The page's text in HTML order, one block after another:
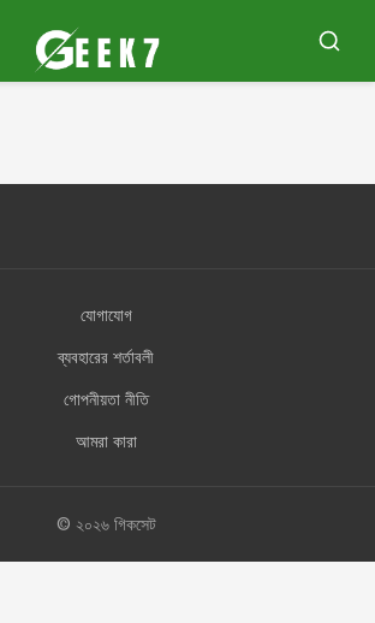
যোগাযোগ
ব্যবহারের শর্তাবলী
গোপনীয়তা নীতি
আমরা কারা
© ২০২৬ গিকসেট